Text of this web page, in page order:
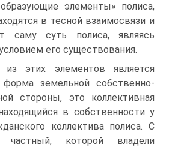
элементы» полиса,
в тесной взаимосвязи и
саму суть полиса, являясь
его существования.
этих элементов является
форма земельной собственно­
стороны, это коллективная
в собственности у
коллектива полиса. С
которой владели